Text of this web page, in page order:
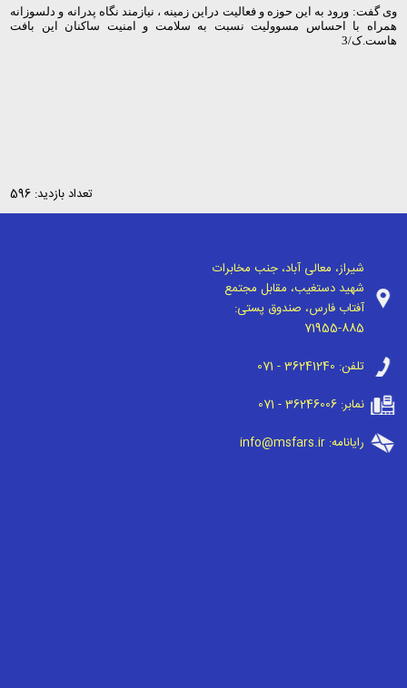
وی گفت: ورود به این حوزه و فعالیت دراین زمینه ، نیازمند نگاه پدرانه و دلسوزانه
همراه با احساس مسوولیت نسبت به سلامت و امنیت ساکنان این بافت
هاست.ک/3
تعداد بازدید: 596
شیراز، معالی آباد، جنب مخابرات
شهید دستغیب، مقابل مجتمع
آفتاب فارس، صندوق پستی:
71955-885
تلفن: 071 - 36241240
نمابر:071 - 36246006
رایانامه:info@msfars.ir